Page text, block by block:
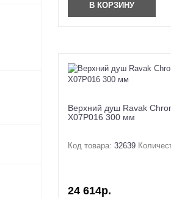
В КОРЗИНУ
Верхний душ Ravak
X07P016 300 мм
Код товара: 32639
24 614р.